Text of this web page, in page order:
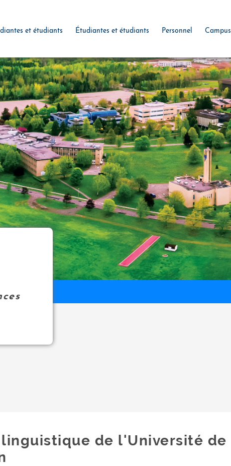
et étudiants Étudiantes et étudiants Personnel Campus
linguistique de l'Université de